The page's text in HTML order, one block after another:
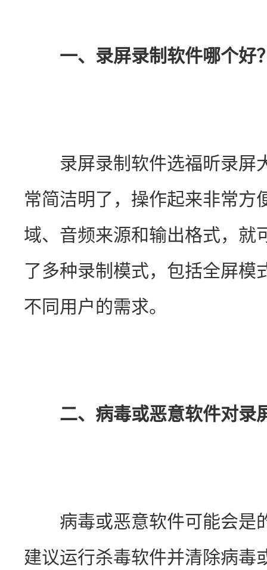
一、录屏录制软件哪个好
录屏录制软件选福昕录屏
常简洁明了，操作起来非常方
域、音频来源和输出格式，就
了多种录制模式，包括全屏模
不同用户的需求。
二、病毒或恶意软件对录
病毒或恶意软件可能会是
建议运行杀毒软件并清除病毒